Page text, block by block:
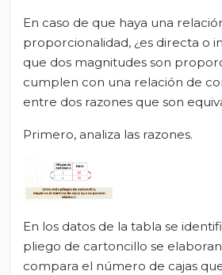
En caso de que haya una
proporcionalidad, ¿es directa o
que dos magnitudes son
cumplen con una relación de
entre dos razones que son
Primero, analiza las razones.
En los datos de la tabla se
pliego de cartoncillo se elaboran
compara el número de cajas